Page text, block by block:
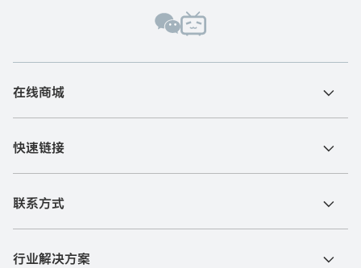
在线商城
快速链接
联系方式
行业解决方案